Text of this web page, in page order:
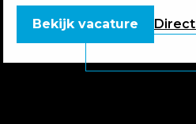
Direct
Bekijk vacature